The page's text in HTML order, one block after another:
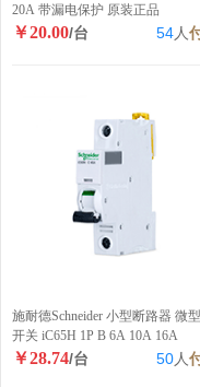
20A 带漏电保护 原装正品
￥20.00/台 54人
施耐德Schneider 小型断路器 微
开关 iC65H 1P B 6A 10A 16A
￥28.74/台 50人